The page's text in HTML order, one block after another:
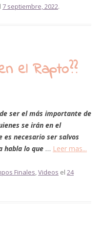
7 septiembre, 2022.
el Rapto??
ser el más importante de
se irán en el
necesario ser salvos
habla lo que … Leer mas...
Finales,Videos el 24